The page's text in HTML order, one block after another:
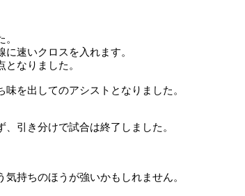
速いクロスを入れます。
なりました。
を出してのアシストとなりました。
引き分けで試合は終了しました。
持ちのほうが強いかもしれません。